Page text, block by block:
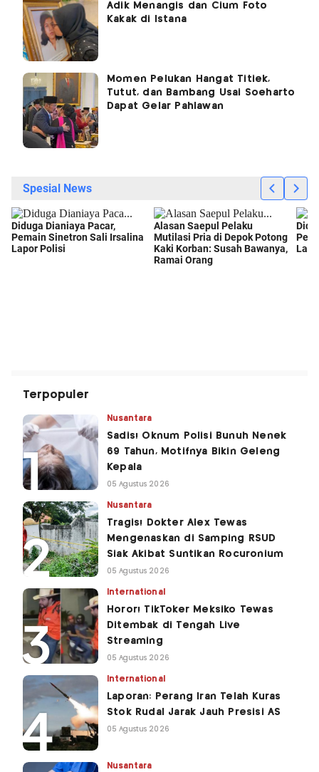
Adik Menangis dan Cium Foto
Kakak di Istana
Momen Pelukan Hangat Titiek,
Tutut, dan Bambang Usai Soeharto
Dapat Gelar Pahlawan
Terpopuler
Nusantara
Sadis! Oknum Polisi Bunuh Nenek
69 Tahun, Motifnya Bikin Geleng
Kepala
05 Agustus 2026
Nusantara
Tragis! Dokter Alex Tewas
Mengenaskan di Samping RSUD
Siak Akibat Suntikan Rocuronium
05 Agustus 2026
International
Horor! TikToker Meksiko Tewas
Ditembak di Tengah Live
Streaming
05 Agustus 2026
International
Laporan: Perang Iran Telah Kuras
Stok Rudal Jarak Jauh Presisi AS
05 Agustus 2026
Nusantara